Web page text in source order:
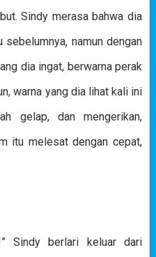
Sindy merasa bahwa dia
namun dengan
dia ingat, berwarna perak
warna yang dia lihat kali ini
gelap, dan mengerikan,
itu melesat dengan cepat,
Sindy berlari keluar dari